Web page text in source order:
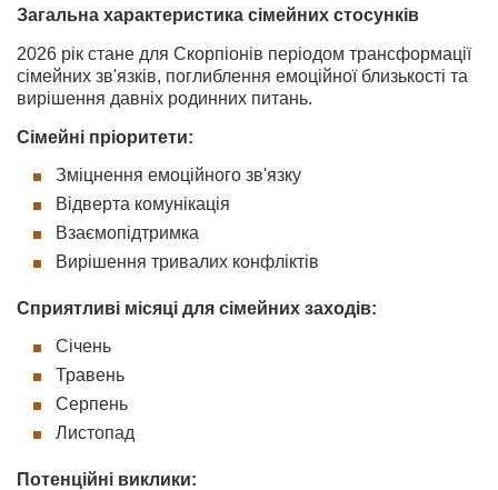
Загальна характеристика сімейних стосунків
2026 рік стане для Скорпіонів періодом трансформації
сімейних зв'язків, поглиблення емоційної близькості та
вирішення давніх родинних питань.
Сімейні пріоритети:
Зміцнення емоційного зв'язку
Відверта комунікація
Взаємопідтримка
Вирішення тривалих конфліктів
Сприятливі місяці для сімейних заходів:
Січень
Травень
Серпень
Листопад
Потенційні виклики: